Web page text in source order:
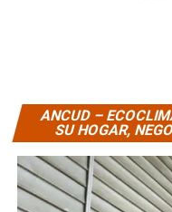
ANCUD –
SU HOGAR,